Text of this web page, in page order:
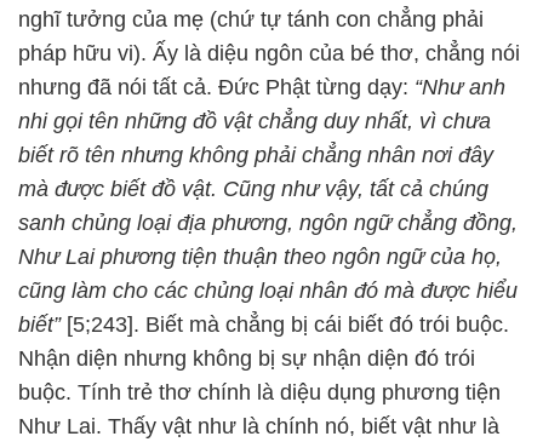
nghĩ tưởng của mẹ (chứ tự tánh con chẳng phải
pháp hữu vi). Ấy là diệu ngôn của bé thơ, chẳng nói
nhưng đã nói tất cả. Đức Phật từng dạy: “Như anh
nhi gọi tên những đồ vật chẳng duy nhất, vì chưa
biết rõ tên nhưng không phải chẳng nhân nơi đây
mà được biết đồ vật. Cũng như vậy, tất cả chúng
sanh chủng loại địa phương, ngôn ngữ chẳng đồng,
Như Lai phương tiện thuận theo ngôn ngữ của họ,
cũng làm cho các chủng loại nhân đó mà được hiểu
biết”[5;243]. Biết mà chẳng bị cái biết đó trói buộc.
Nhận diện nhưng không bị sự nhận diện đó trói
buộc. Tính trẻ thơ chính là diệu dụng phương tiện
Như Lai. Thấy vật như là chính nó, biết vật như là